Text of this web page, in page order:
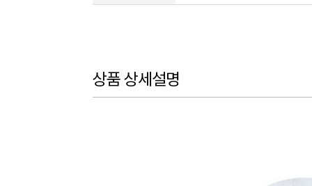
상품 상세설명